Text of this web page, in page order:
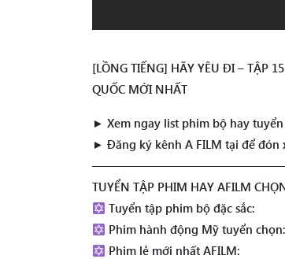
[LỒNG TIẾNG] HÃY YÊU ĐI – TẬP
QUỐC MỚI NHẤT
► Xem ngay list phim bộ hay
► Đăng ký kênh A FILM tại để đón
TUYỂN TẬP PHIM HAY AFILM
Tuyển tập phim bộ đặc sắc:
Phim hành động Mỹ tuyển chọn:
Phim lẻ mới nhất AFILM: